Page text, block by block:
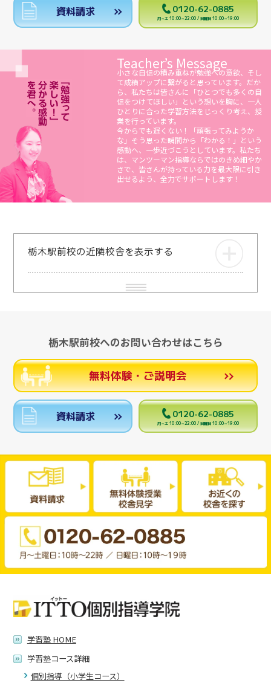
資料請求 0120-62-0885
月～土 10:00～22:00 / 日曜日 10:00～19:00
Teacher’s Message
小さな自信の積み重ねが勉強への意欲、そし
て成績アップに繋がると思っています。だか
ら、私たちは皆さんに「ひとつでも多くの自
信をつけてほしい」という想いを胸に、一人
ひとりに合った学習方法をじっくり考え、授
業を行っています。
今からでも遅くない！「頑張ってみようか
な」そう思った瞬間から「わかる！」という
感動へ、一歩近づこうとしています。私たち
は、マンツーマン指導ならではのきめ細やか
さで、皆さんが持っている力を最大限に引き
出せるよう、全力でサポートします！
栃木駅前校の近隣校舎を表示する
栃木駅前校へのお問い合わせはこちら
無料体験・ご説明会
資料請求 0120-62-0885
月～土 10:00～22:00 / 日曜日 10:00～19:00
学習塾 HOME
学習塾コース詳細
個別指導（小学生コース）